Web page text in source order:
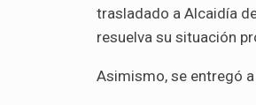
trasladado a Alcaidía
resuelva su situación
Asimismo, se entregó